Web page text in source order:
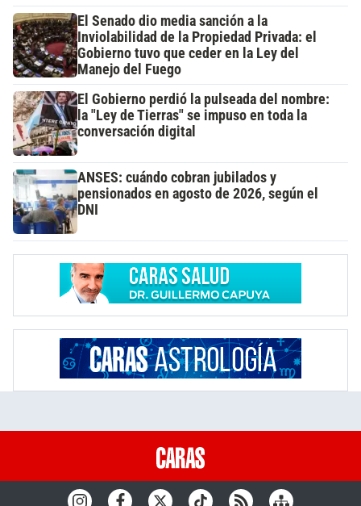
El Senado dio media sanción a la
Inviolabilidad de la Propiedad Privada: el
Gobierno tuvo que ceder en la Ley del
Manejo del Fuego
El Gobierno perdió la pulseada del nombre:
la "Ley de Tierras" se impuso en toda la
conversación digital
ANSES: cuándo cobran jubilados y
pensionados en agosto de 2026, según el
DNI